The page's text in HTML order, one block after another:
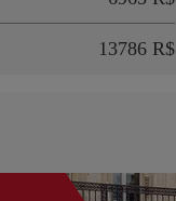
13786 R$